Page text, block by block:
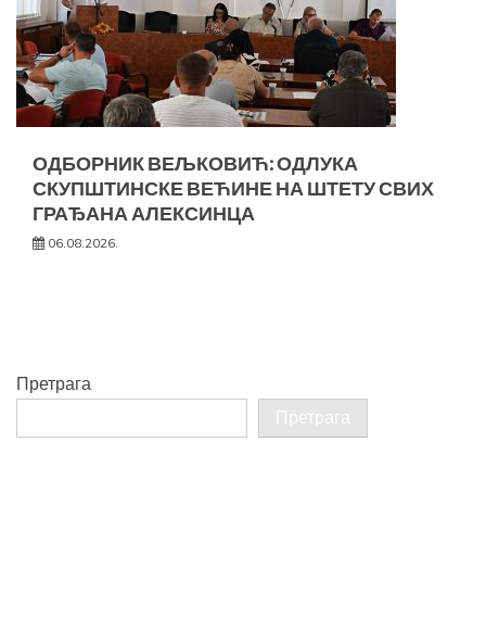
ОДБОРНИК ВЕЉКОВИЋ: ОДЛУКА
СКУПШТИНСКЕ ВЕЋИНЕ НА ШТЕТУ СВИХ
ГРАЂАНА АЛЕКСИНЦА
06.08.2026.
Претрага
Претрага